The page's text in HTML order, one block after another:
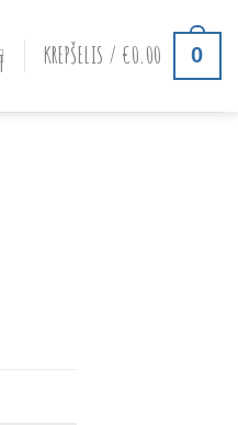
KREPŠELIS / €0.00 0